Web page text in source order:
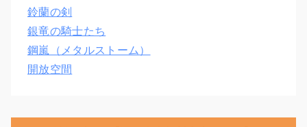
鈴蘭の剣
銀竜の騎士たち
鋼嵐（メタルストーム）
開放空間